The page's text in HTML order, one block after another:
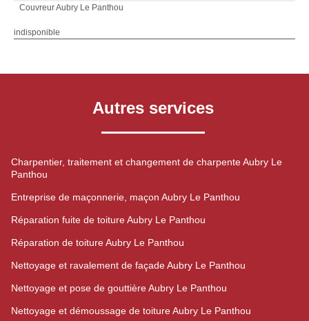
Couvreur Aubry Le Panthou
indisponible
Autres services
Charpentier, traitement et changement de charpente Aubry Le
Panthou
Entreprise de maçonnerie, maçon Aubry Le Panthou
Réparation fuite de toiture Aubry Le Panthou
Réparation de toiture Aubry Le Panthou
Nettoyage et ravalement de façade Aubry Le Panthou
Nettoyage et pose de gouttière Aubry Le Panthou
Nettoyage et démoussage de toiture Aubry Le Panthou